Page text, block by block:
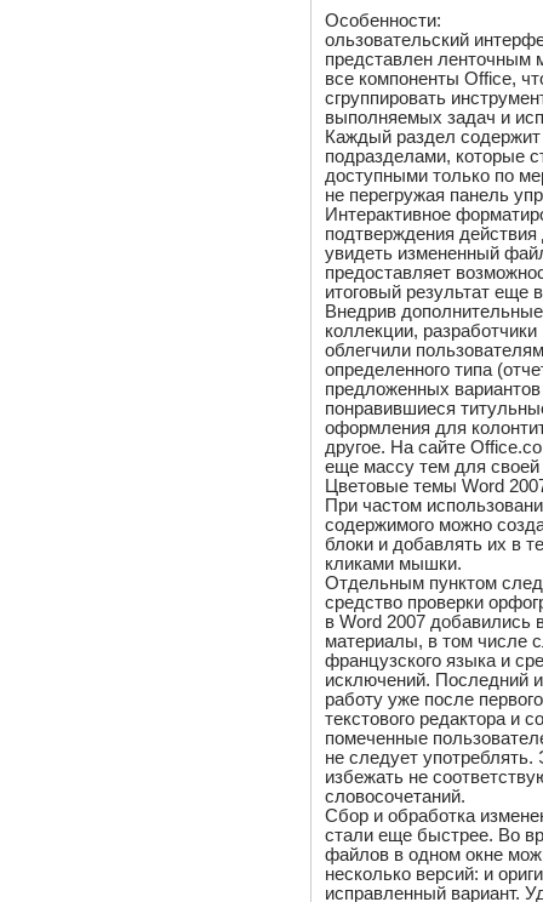
Особенности:
ользовательский
представлен ленточным
все компоненты Office,
сгруппировать
выполняемых задач и
Каждый раздел содержит
подразделами, которые
доступными только по
не перегружая панель
Интерактивное
подтверждения
увидеть измененный
предоставляет
итоговый результат еще
Внедрив
коллекции,
облегчили
определенного типа
предложенных
понравившиеся
оформления для
другое. На сайте
еще массу тем для своей
Цветовые темы Word
При частом
содержимого можно
блоки и добавлять их в
кликами мышки.
Отдельным пунктом
средство проверки
в Word 2007 добавились
материалы, в том числе
французского языка и
исключений. Последний
работу уже после
текстового редактора и
помеченные
не следует употреблять.
избежать не
словосочетаний.
Сбор и обработка
стали еще быстрее. Во
файлов в одном окне
несколько версий: и
исправленный вариант.